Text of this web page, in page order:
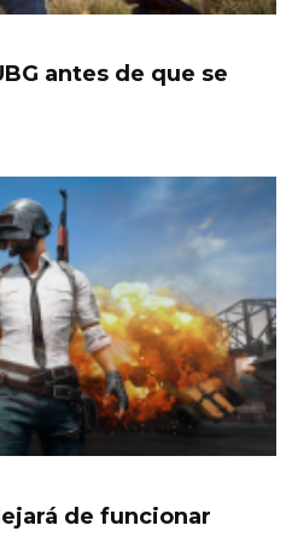
antes de que se
de funcionar